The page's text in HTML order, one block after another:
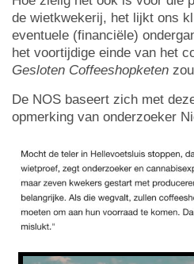
de wietkwekerij, het lijkt ons
eventuele (financiële)
het voortijdige einde van het
Gesloten Coffeeshopketen
De NOS baseert zich met
opmerking van onderzoeker